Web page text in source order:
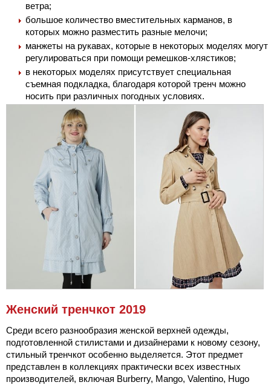
ветра;
большое количество вместительных карманов, в
которых можно разместить разные мелочи;
манжеты на рукавах, которые в некоторых моделях могут
регулироваться при помощи ремешков-хлястиков;
в некоторых моделях присутствует специальная
съемная подкладка, благодаря которой тренч можно
носить при различных погодных условиях.
Женский тренчкот 2019
Среди всего разнообразия женской верхней одежды,
подготовленной стилистами и дизайнерами к новому сезону,
стильный тренчкот особенно выделяется. Этот предмет
представлен в коллекциях практически всех известных
производителей, включая Burberry, Mango, Valentino, Hugo